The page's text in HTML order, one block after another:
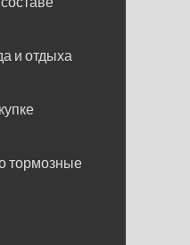
и отдыха
тормозные